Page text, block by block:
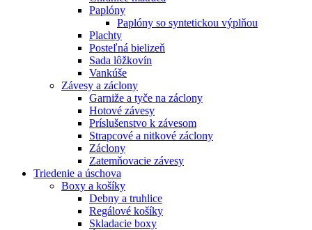
Paplóny
Paplóny so syntetickou výplňou
Plachty
Posteľná bielizeň
Sada lôžkovín
Vankúše
Závesy a záclony
Garniže a tyče na záclony
Hotové závesy
Príslušenstvo k závesom
Strapcové a nitkové záclony
Záclony
Zatemňovacie závesy
Triedenie a úschova
Boxy a košíky
Debny a truhlice
Regálové košíky
Skladacie boxy